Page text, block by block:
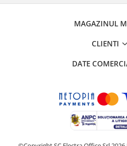
MAGAZINUL
CLIENTI
DATE